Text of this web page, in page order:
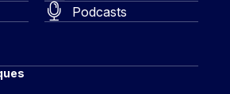
Podcasts